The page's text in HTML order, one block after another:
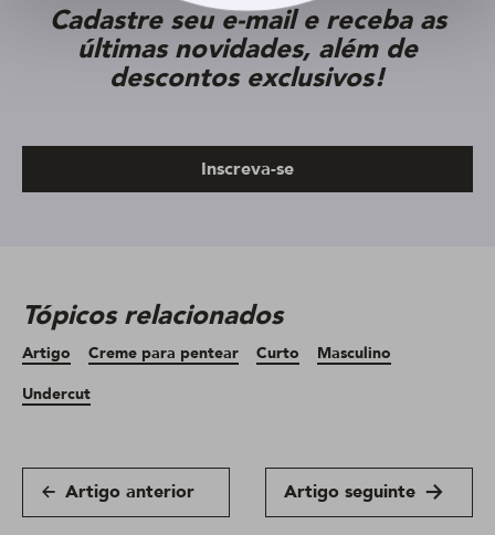
Cadastre seu e-mail e receba as
últimas novidades, além de
descontos exclusivos!
Inscreva-se
Tópicos relacionados
Artigo Creme para pentear Curto
Masculino
Undercut
Artigo anterior Artigo seguinte